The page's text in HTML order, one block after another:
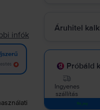
infók
Áruhitel
Próbáld
Ingyenes
szállítás